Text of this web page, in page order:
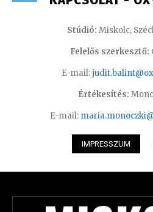
Stúdió: Miskolc,
Felelős szerkesztő:
E-mail:
Értékesítés:
E-mail:
IMPRESSZUM